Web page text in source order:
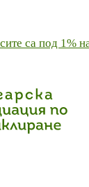
са под 1%